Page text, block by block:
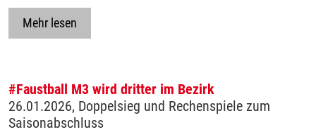
Mehr lesen
#Faustball M3 wird dritter im Bezirk
26.01.2026, Doppelsieg und Rechenspiele zum
Saisonabschluss